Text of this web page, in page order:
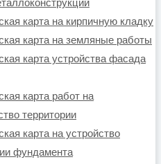
карта на кирпичную кладку
карта на земляные работы
карта устройства фасада
карта работ на
территории
карта на устройство
фундамента